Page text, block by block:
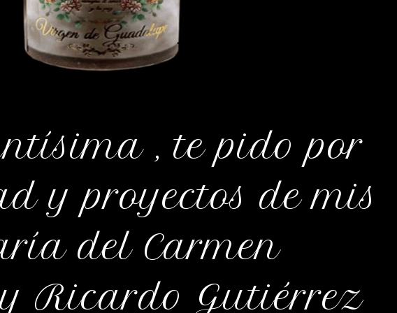
, te pido por
y proyectos de mis
del Carmen
Ricardo Gutiérrez